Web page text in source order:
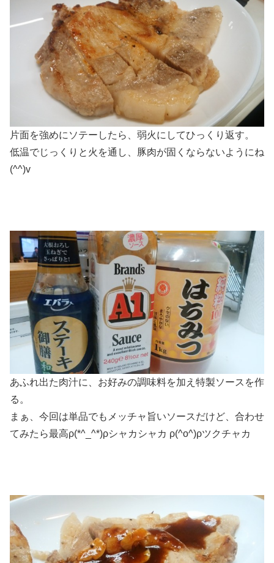
片面を強めにソテーしたら、弱火にしてひっくり返す。
低温でじっくりと火を通し、豚肉が固くならないようにね
(^^)v
あふれ出た肉汁に、お好みの調味料を加え特製ソースを作
る。
まぁ、今回は単品でもメッチャ旨いソースだけど、合わせ
てみたら最高ρ(*^_^*)ρシャカシャカ ρ(^o^)ρツクチャカ